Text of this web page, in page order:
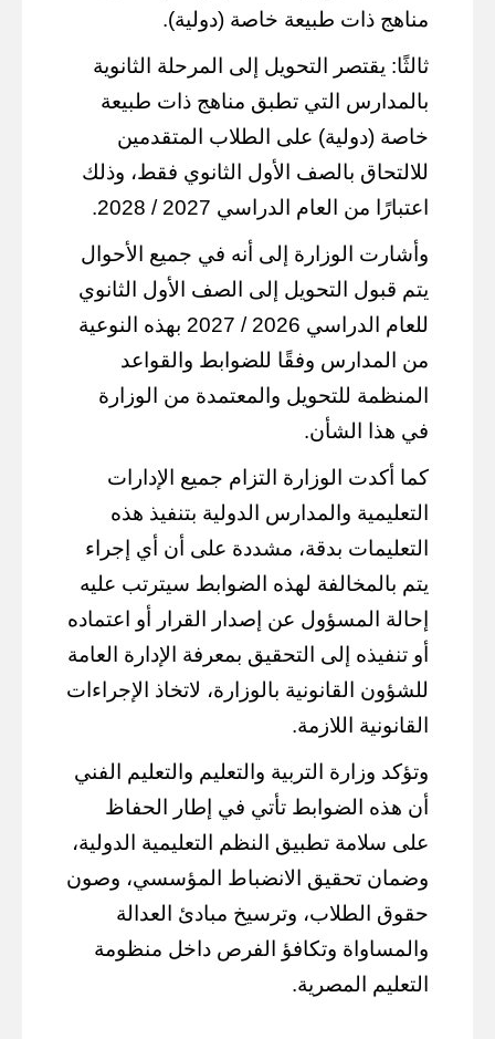
مناهج ذات طبيعة خاصة (دولية).
ثالثًا: يقتصر التحويل إلى المرحلة الثانوية
بالمدارس التي تطبق مناهج ذات طبيعة
خاصة (دولية) على الطلاب المتقدمين
للالتحاق بالصف الأول الثانوي فقط، وذلك
اعتبارًا من العام الدراسي 2027 / 2028.
وأشارت الوزارة إلى أنه في جميع الأحوال
يتم قبول التحويل إلى الصف الأول الثانوي
للعام الدراسي 2026 / 2027 بهذه النوعية
من المدارس وفقًا للضوابط والقواعد
المنظمة للتحويل والمعتمدة من الوزارة
في هذا الشأن.
كما أكدت الوزارة التزام جميع الإدارات
التعليمية والمدارس الدولية بتنفيذ هذه
التعليمات بدقة، مشددة على أن أي إجراء
يتم بالمخالفة لهذه الضوابط سيترتب عليه
إحالة المسؤول عن إصدار القرار أو اعتماده
أو تنفيذه إلى التحقيق بمعرفة الإدارة العامة
للشؤون القانونية بالوزارة، لاتخاذ الإجراءات
القانونية اللازمة.
وتؤكد وزارة التربية والتعليم والتعليم الفني
أن هذه الضوابط تأتي في إطار الحفاظ
على سلامة تطبيق النظم التعليمية الدولية،
وضمان تحقيق الانضباط المؤسسي، وصون
حقوق الطلاب، وترسيخ مبادئ العدالة
والمساواة وتكافؤ الفرص داخل منظومة
التعليم المصرية.